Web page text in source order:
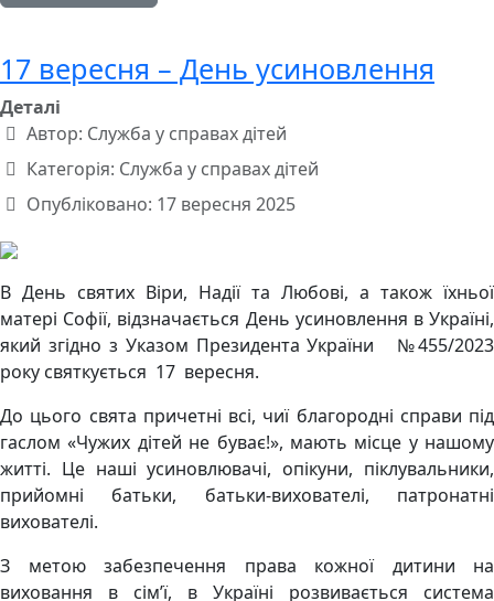
17 вересня – День усиновлення
Деталі
Автор: Служба у справах дітей
Категорія: Служба у справах дітей
Опубліковано: 17 вересня 2025
В День святих Віри, Надії та Любові, а також їхньої
матері Софії, відзначається День усиновлення в Україні,
який згідно з Указом Президента України №455/2023
року святкується 17 вересня.
До цього свята причетні всі, чиї благородні справи під
гаслом «Чужих дітей не буває!», мають місце у нашому
житті. Це наші усиновлювачі, опікуни, піклувальники,
прийомні батьки, батьки-вихователі, патронатні
вихователі.
З метою забезпечення права кожної дитини на
виховання в сім’ї, в Україні розвивається система